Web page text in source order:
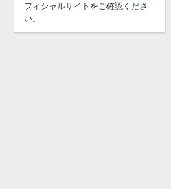
フィシャルサイトをご確認くださ
い。